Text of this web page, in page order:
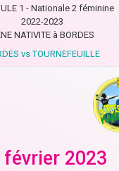
1 - Nationale 2 féminine
2022-2023
NATIVITE à BORDES
vs TOURNEFEUILLE
février 2023